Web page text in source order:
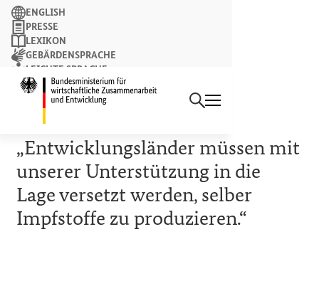
Suchbegriff
Suchen
ENGLISH
PRESSE
LEXIKON
GEBÄRDENSPRACHE
LEICHTE SPRACHE
NEWSLETTER
11. FEBRUAR 2022
Ministerin Schulze:
„Entwicklungsländer müssen mit
unserer Unterstützung in die
Lage versetzt werden, selber
Impfstoffe zu produzieren.“